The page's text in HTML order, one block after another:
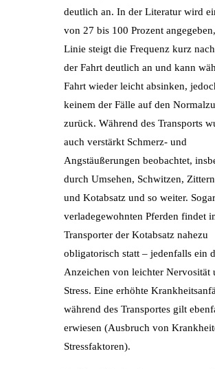
deutlich an. In der Literatur wird
von 27 bis 100 Prozent
Linie steigt die Frequenz kurz
der Fahrt deutlich an und kann
Fahrt wieder leicht absinken,
keinem der Fälle auf den
zurück. Während des Transports
auch verstärkt Schmerz- und
Angstäußerungen beobachtet,
durch Umsehen, Schwitzen,
und Kotabsatz und so weiter.
verladegewohnten Pferden findet
Transporter der Kotabsatz nahezu
obligatorisch statt – jedenfalls ein
Anzeichen von leichter Nervosität
Stress. Eine erhöhte
während des Transportes gilt
erwiesen (Ausbruch von
Stressfaktoren).